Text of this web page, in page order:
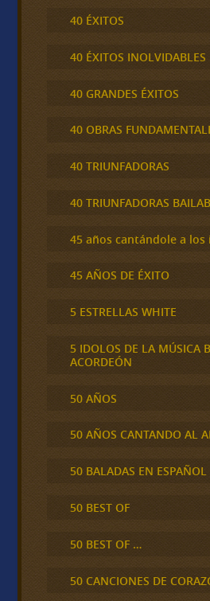
40 ÉXITOS
40 ÉXITOS INOLVIDABLES
40 GRANDES ÉXITOS
40 OBRAS
40 TRIUNFADORAS
40 TRIUNFADORAS
45 años cantándole a
45 AÑOS DE ÉXITO
5 ESTRELLAS WHITE
5 IDOLOS DE LA MÚSICA
ACORDEÓN
50 AÑOS
50 AÑOS CANTANDO AL
50 BALADAS EN ESPAÑOL
50 BEST OF
50 BEST OF …
50 CANCIONES DE